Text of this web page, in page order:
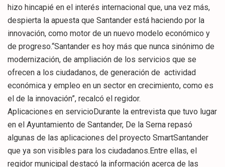
hizo hincapié en el interés internacional que, una vez más,
despierta la apuesta que Santander está haciendo por la
innovación, como motor de un nuevo modelo económico y
de progreso.“Santander es hoy más que nunca sinónimo de
modernización, de ampliación de los servicios que se
ofrecen a los ciudadanos, de generación de actividad
económica y empleo en un sector en crecimiento, como es
el de la innovación”, recalcó el regidor.
Aplicaciones en servicioDurante la entrevista que tuvo lugar
en el Ayuntamiento de Santander, De la Serna repasó
algunas de las aplicaciones del proyecto SmartSantander
que ya son visibles para los ciudadanos.Entre ellas, el
regidor municipal destacó la información acerca de las